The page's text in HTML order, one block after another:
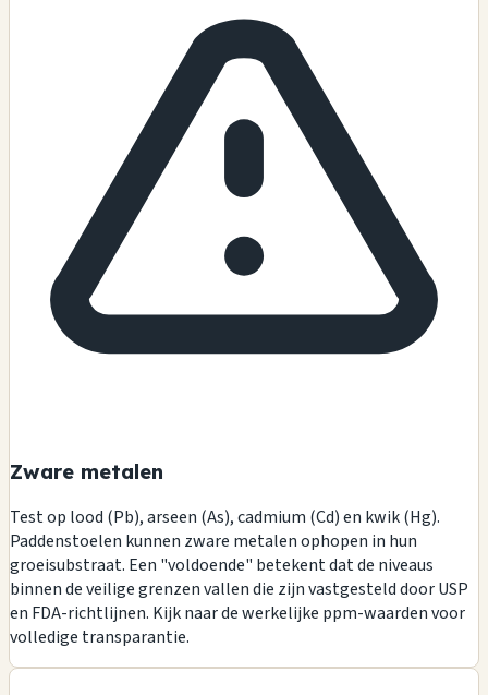
Zware metalen
Test op lood (Pb), arseen (As), cadmium (Cd) en kwik (Hg).
Paddenstoelen kunnen zware metalen ophopen in hun
groeisubstraat. Een "voldoende" betekent dat de niveaus
binnen de veilige grenzen vallen die zijn vastgesteld door USP
en FDA-richtlijnen. Kijk naar de werkelijke ppm-waarden voor
volledige transparantie.